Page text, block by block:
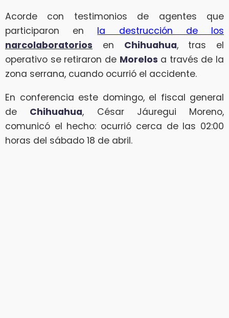
Acorde con testimonios de agentes que
participaron en la destrucción de los
narcolaboratorios en Chihuahua, tras el
operativo se retiraron de Morelos a través de la
zona serrana, cuando ocurrió el accidente.
En conferencia este domingo, el fiscal general
de Chihuahua, César Jáuregui Moreno,
comunicó el hecho: ocurrió cerca de las 02:00
horas del sábado 18 de abril.